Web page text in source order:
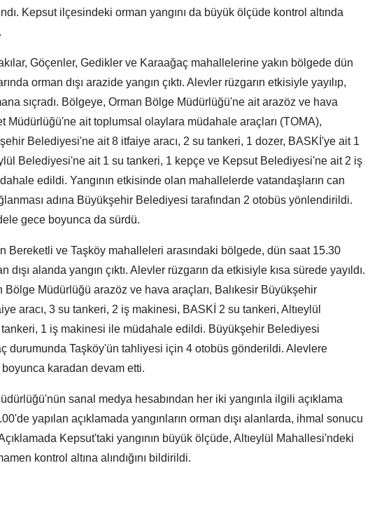
Kepsut ilçesindeki orman yangını da büyük ölçüde kontrol altında
Göçenler, Gedikler ve Karaağaç mahallelerine yakın bölgede dün
orman dışı arazide yangın çıktı. Alevler rüzgarın etkisiyle yayılıp,
sıçradı. Bölgeye, Orman Bölge Müdürlüğü'ne ait arazöz ve hava
Müdürlüğü'ne ait toplumsal olaylara müdahale araçları (TOMA),
Belediyesi'ne ait 8 itfaiye aracı, 2 su tankeri, 1 dozer, BASKİ'ye ait 1
Belediyesi'ne ait 1 su tankeri, 1 kepçe ve Kepsut Belediyesi'ne ait 2 iş
edildi. Yangının etkisinde olan mahallelerde vatandaşların can
adına Büyükşehir Belediyesi tarafından 2 otobüs yönlendirildi.
gece boyunca da sürdü.
Bereketli ve Taşköy mahalleleri arasındaki bölgede, dün saat 15.30
dışı alanda yangın çıktı. Alevler rüzgarın da etkisiyle kısa sürede yayıldı.
Bölge Müdürlüğü arazöz ve hava araçları, Balıkesir Büyükşehir
aracı, 3 su tankeri, 2 iş makinesi, BASKİ 2 su tankeri, Altıeylül
1 iş makinesi ile müdahale edildi. Büyükşehir Belediyesi
durumunda Taşköy'ün tahliyesi için 4 otobüs gönderildi. Alevlere
karadan devam etti.
sanal medya hesabından her iki yangınla ilgili açıklama
yapılan açıklamada yangınların orman dışı alanlarda, ihmal sonucu
Açıklamada Kepsut'taki yangının büyük ölçüde, Altıeylül Mahallesi'ndeki
kontrol altına alındığını bildirildi.